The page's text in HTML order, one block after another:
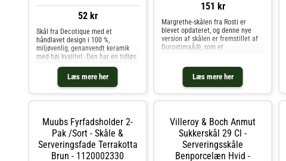
52 kr
Læs mere her
Skål fra Decotique med et
håndlavet design i 100 %,
miljøvenlig, genanvendt keramik
med høj kvalitet. Den har en tidløs
fremtoning. Skålen har en holdbar
konstruktion perfekt til hverdag og
finere anledninger. Mix og match
med andre dele af kollektionen for
Portugal.Om skålen fra Decotique-
BON er værdsat for det
miljøvenlige, holdbare materiale.-
BON er også værdsat for den
tidløse fremtoning.- Fra
151 kr
Læs mere her
Margrethe-skålen fra Rosti er
blevet opdateret, og denne nye
version af skålen er fremstillet af
DurostimaÂ®, som et
slagfast og yderligere holdbar.
Endnu en bonus er, at det nye
materiale
Muubs Fyrfadsholder 2-
Pak /sort - Skåle &
Serveringsfade Terrakotta
Brun - 1120002330
Villeroy & Boch Anmut
Sukkerskål 29 Cl -
Serveringsskåle
Benporcelæn Hvid -